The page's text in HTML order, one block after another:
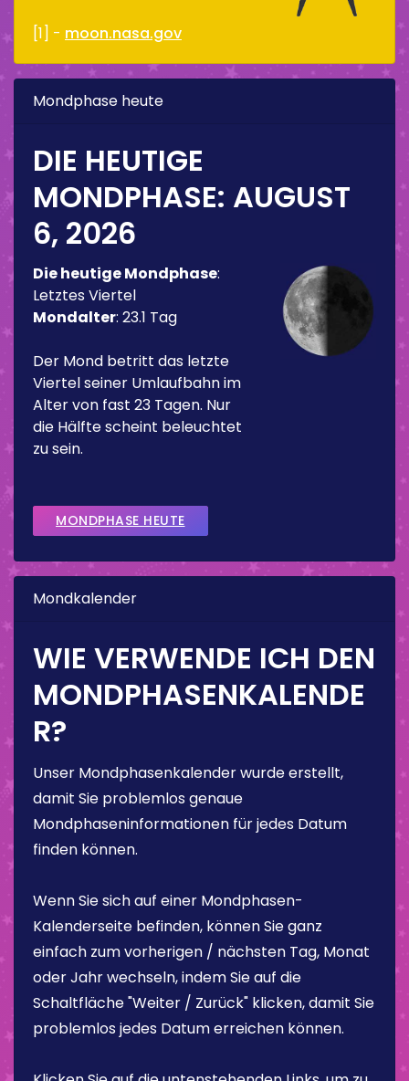
[1] - moon.nasa.gov
Mondphase heute
DIE HEUTIGE
MONDPHASE: AUGUST
6, 2026
Die heutige Mondphase:
Letztes Viertel
Mondalter: 23.1 Tag
Der Mond betritt das letzte
Viertel seiner Umlaufbahn im
Alter von fast 23 Tagen. Nur
die Hälfte scheint beleuchtet
zu sein.
MONDPHASE HEUTE
Mondkalender
WIE VERWENDE ICH DEN
MONDPHASENKALENDE
R?
Unser Mondphasenkalender wurde erstellt,
damit Sie problemlos genaue
Mondphaseninformationen für jedes Datum
finden können.
Wenn Sie sich auf einer Mondphasen-
Kalenderseite befinden, können Sie ganz
einfach zum vorherigen / nächsten Tag, Monat
oder Jahr wechseln, indem Sie auf die
Schaltfläche "Weiter / Zurück" klicken, damit Sie
problemlos jedes Datum erreichen können.